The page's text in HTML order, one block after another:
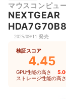
マウスコンピュ
NEXTGEAR
2025/09/11 発売
検証スコア
4.45
GPU性能の高さ
ストレージ性能の高さ